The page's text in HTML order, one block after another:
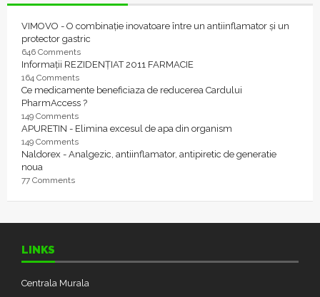
VIMOVO - O combinație inovatoare între un antiinflamator și un
protector gastric
646 Comments
Informații REZIDENȚIAT 2011 FARMACIE
164 Comments
Ce medicamente beneficiaza de reducerea Cardului
PharmAccess ?
149 Comments
APURETIN - Elimina excesul de apa din organism
149 Comments
Naldorex - Analgezic, antiinflamator, antipiretic de generatie
noua
77 Comments
LINKS
Centrala Murala